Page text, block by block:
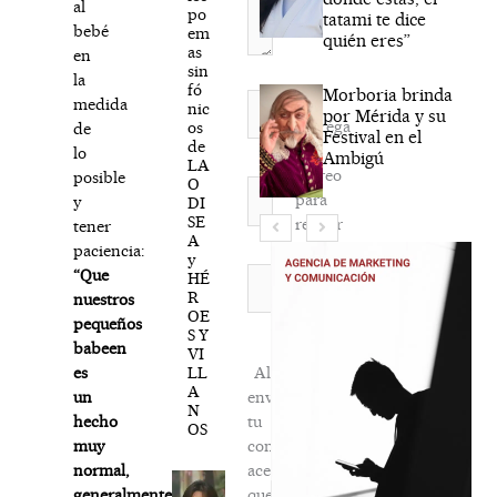
al
bebé
en
la
medida
de
lo
posible
y
tener
paciencia:
“Que
nuestros
pequeños
babeen
es
un
hecho
muy
normal,
po
em
as
sin
fó
nic
os
de
LA
O
DI
SE
A
y
HÉ
R
OE
S Y
VI
LL
A
N
OS
Nombre*
Correo
electrónico*
Agréga
mi
correo
para
recibir
la
newsletter
Al
enviar
tu
comentario,
aceptas
tatami te dice
quién eres”
Morboria brinda
por Mérida y su
Festival en el
Ambigú